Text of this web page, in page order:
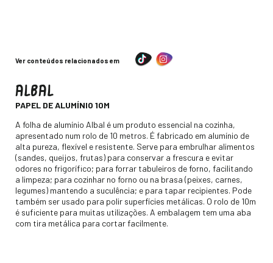
Ver conteúdos relacionados em
ALBAL
PAPEL DE ALUMÍNIO 10M
Descripción
A folha de alumínio Albal é um produto essencial na cozinha,
apresentado num rolo de 10 metros. É fabricado em alumínio de
alta pureza, flexível e resistente. Serve para embrulhar alimentos
(sandes, queijos, frutas) para conservar a frescura e evitar
odores no frigorífico; para forrar tabuleiros de forno, facilitando
a limpeza; para cozinhar no forno ou na brasa (peixes, carnes,
legumes) mantendo a suculência; e para tapar recipientes. Pode
também ser usado para polir superfícies metálicas. O rolo de 10m
é suficiente para muitas utilizações. A embalagem tem uma aba
com tira metálica para cortar facilmente.